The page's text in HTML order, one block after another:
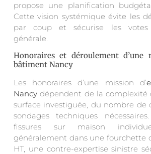
propose une planification
Cette vision systémique évite les
par coup et sécurise les votes
générale.
Honoraires et déroulement d’une
bâtiment Nancy
Les honoraires d’une mission d’
Nancy dépendent de la complexité
surface investiguée, du nombre de
sondages techniques
fissures sur maison
généralement dans une fourchette
HT, une contre-expertise sinistre